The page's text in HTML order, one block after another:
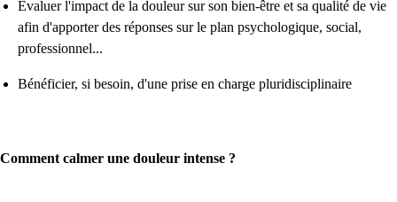
Evaluer l'impact de la douleur sur son bien-être et sa qualité de vie
afin d'apporter des réponses sur le plan psychologique, social,
professionnel...
Bénéficier, si besoin, d'une prise en charge pluridisciplinaire
Comment calmer une douleur intense ?